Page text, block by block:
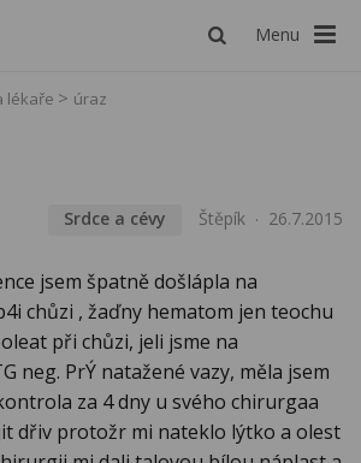
Menu
lékaře úraz
Srdce a cévy Štěpík 26.7.2015
jsem špatně došlápla na
chůzi , žaďny hematom jen teochu
při chůzi, jeli jsme na
neg. PrÝ natažené vazy, měla jsem
za 4 dny u svého chirurgaa
dřiv protožr mi nateklo lýtko a olest